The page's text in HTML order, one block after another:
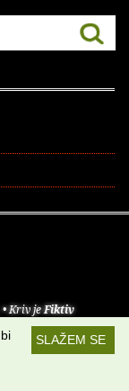
Kriv jeFiktiv
RSS kanaliSLAŽEM SE